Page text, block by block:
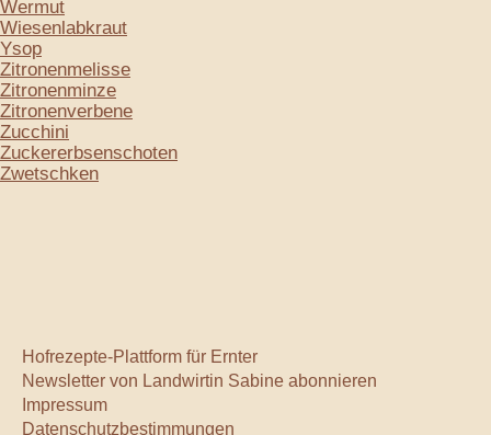
Wermut
Wiesenlabkraut
Ysop
Zitronenmelisse
Zitronenminze
Zitronenverbene
Zucchini
Zuckererbsenschoten
Zwetschken
Hofrezepte-Plattform für Ernter
Newsletter von Landwirtin Sabine abonnieren
Impressum
Datenschutzbestimmungen